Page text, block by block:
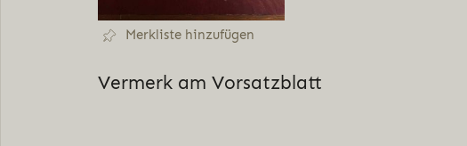
Merkliste hinzufügen
Vermerk am Vorsatzblatt